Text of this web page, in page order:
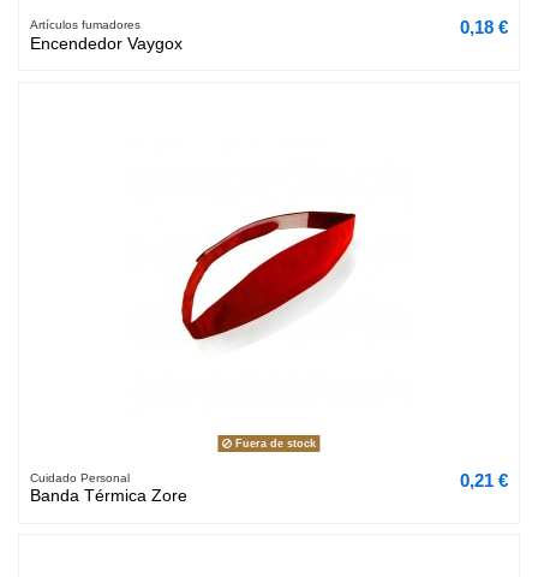
Artículos fumadores
Encendedor Vaygox
0,18 €
Fuera de stock
Cuidado Personal
Banda Térmica Zore
0,21 €